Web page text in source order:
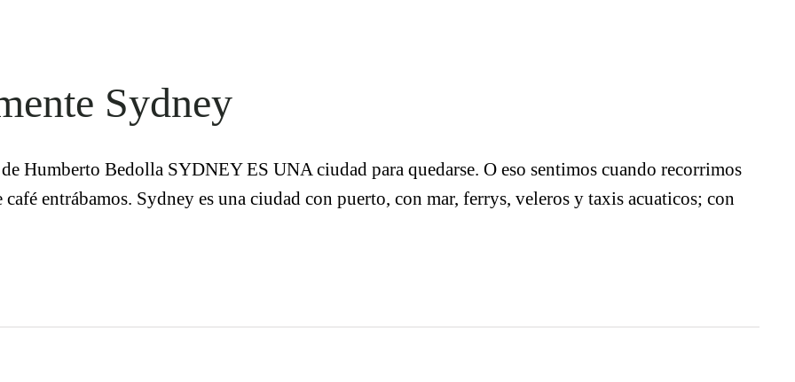
Sydney
Humberto Bedolla SYDNEY ES UNA ciudad para quedarse. O eso sentimos cuando recorrimos
entrábamos. Sydney es una ciudad con puerto, con mar, ferrys, veleros y taxis acuaticos; con